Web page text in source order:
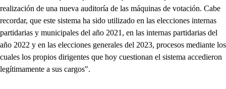
realización de una nueva auditoría de las máquinas de votación. Cabe
recordar, que este sistema ha sido utilizado en las elecciones internas
partidarias y municipales del año 2021, en las internas partidarias del
año 2022 y en las elecciones generales del 2023, procesos mediante los
cuales los propios dirigentes que hoy cuestionan el sistema accedieron
legítimamente a sus cargos".